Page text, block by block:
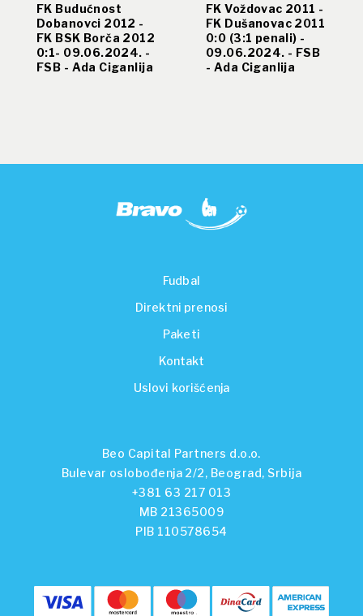
FK Budućnost
Dobanovci 2012 -
FK BSK Borča 2012
0:1- 09.06.2024. -
FSB - Ada Ciganlija
FK Voždovac 2011 -
FK Dušanovac 2011
0:0 (3:1 penali) -
09.06.2024. - FSB
- Ada Ciganlija
Fudbal
Direktni prenosi
Paketi
Kontakt
Uslovi korišćenja
Beo Capital Partners d.o.o.
Bulevar oslobođenja 2/2, Beograd, Srbija
+381 63 217 013
MB 21365009
PIB 110578654